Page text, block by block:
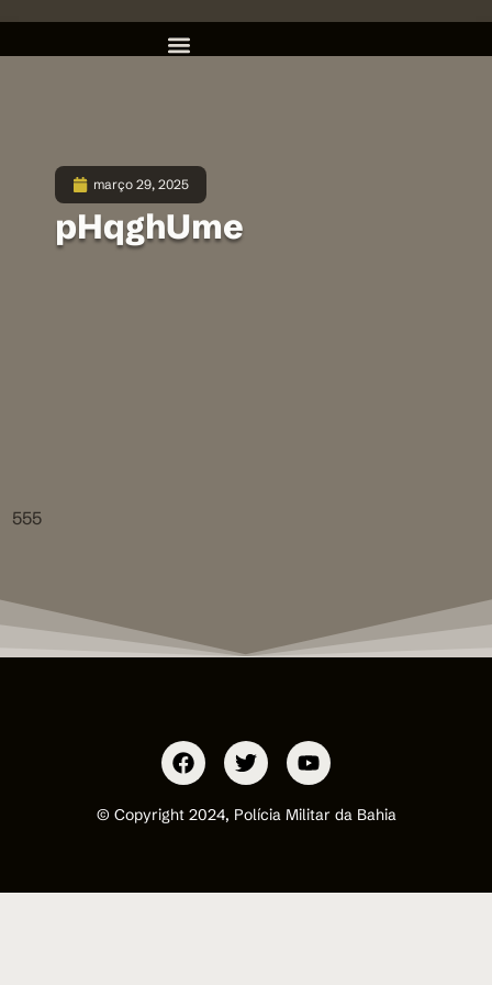
março 29, 2025
pHqghUme
555
© Copyright 2024, Polícia Militar da Bahia